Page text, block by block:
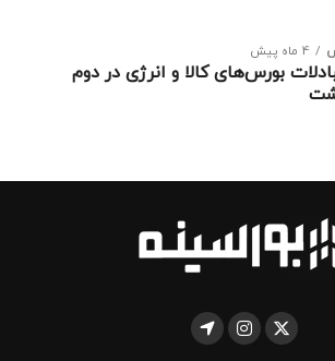
4 ماه پیش
بورس‌های کالا و انرژی در دوم